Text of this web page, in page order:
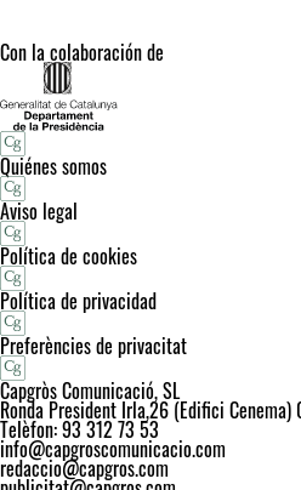
Con la colaboración de
Quiénes somos
Aviso legal
Política de cookies
Política de privacidad
Preferències de privacitat
Capgròs Comunicació, SL
Ronda President Irla,26 (Edifici
Telèfon: 93 312 73 53
info@capgroscomunicacio.com
redaccio@capgros.com